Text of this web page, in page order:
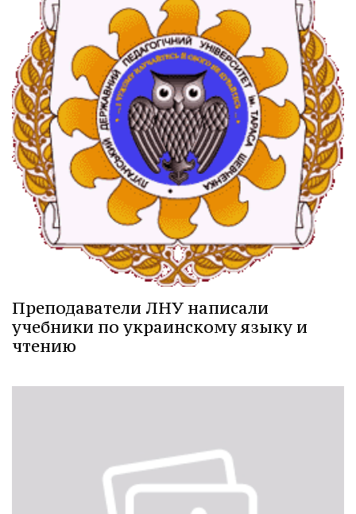
Преподаватели ЛНУ написали
учебники по украинскому языку и
чтению